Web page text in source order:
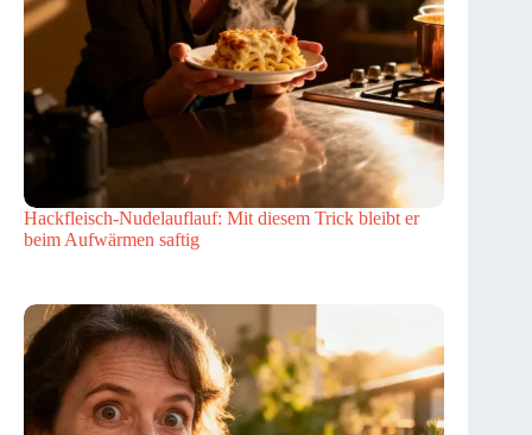
Hackfleisch-Nudelauflauf: Mit diesem Trick bleibt er
beim Aufwärmen saftig